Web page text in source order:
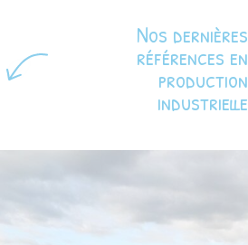
Nos dernières
références en
production
industrielle